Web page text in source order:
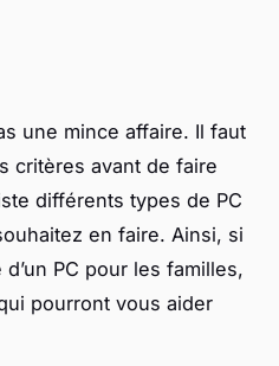
une mince affaire. Il faut
critères avant de faire
différents types de PC
en faire. Ainsi, si
PC pour les familles,
pourront vous aider